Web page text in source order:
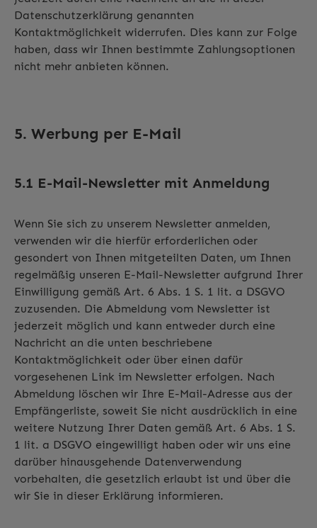
Datenschutzerklärung genannten
Kontaktmöglichkeit widerrufen. Dies kann zur Folge
haben, dass wir Ihnen bestimmte Zahlungsoptionen
nicht mehr anbieten können.
5. Werbung per E-Mail
5.1 E-Mail-Newsletter mit Anmeldung
Wenn Sie sich zu unserem Newsletter anmelden,
verwenden wir die hierfür erforderlichen oder
gesondert von Ihnen mitgeteilten Daten, um Ihnen
regelmäßig unseren E-Mail-Newsletter aufgrund Ihrer
Einwilligung gemäß Art. 6 Abs. 1 S. 1 lit. a DSGVO
zuzusenden. Die Abmeldung vom Newsletter ist
jederzeit möglich und kann entweder durch eine
Nachricht an die unten beschriebene
Kontaktmöglichkeit oder über einen dafür
vorgesehenen Link im Newsletter erfolgen. Nach
Abmeldung löschen wir Ihre E-Mail-Adresse aus der
Empfängerliste, soweit Sie nicht ausdrücklich in eine
weitere Nutzung Ihrer Daten gemäß Art. 6 Abs. 1 S.
1 lit. a DSGVO eingewilligt haben oder wir uns eine
darüber hinausgehende Datenverwendung
vorbehalten, die gesetzlich erlaubt ist und über die
wir Sie in dieser Erklärung informieren.